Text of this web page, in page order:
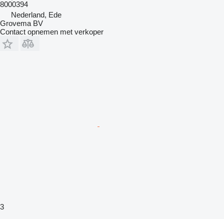
8000394
Nederland, Ede
Grovema BV
Contact opnemen met verkoper
3